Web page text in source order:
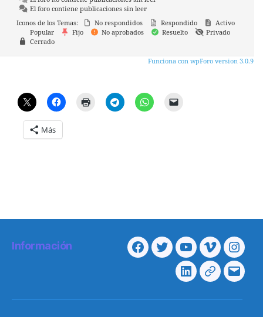
El foro contiene publicaciones sin leer
Iconos de los Temas:
No respondidos Respondido
Activo
Popular
Fijo No aprobados Resuelto
Privado
Cerrado
Funciona con wpForo version 3.0.9
Más
Información
Facebook
TwitterYoutubeVimeo
LinkedinTelegram